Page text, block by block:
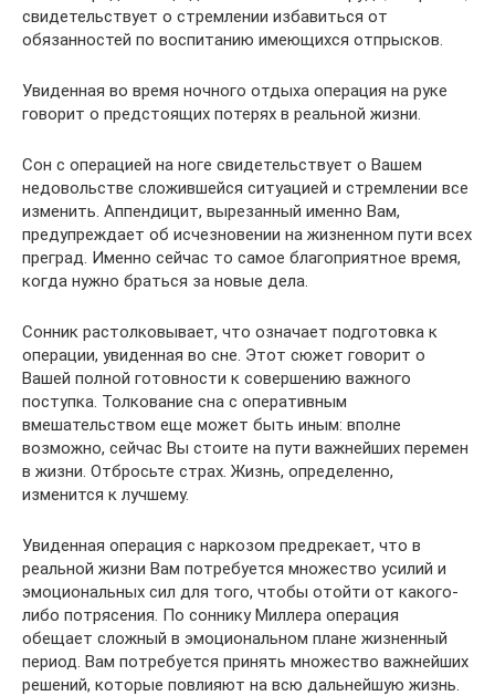
свидетельствует о стремлении избавиться от
обязанностей по воспитанию имеющихся отпрысков.
Увиденная во время ночного отдыха операция на руке
говорит о предстоящих потерях в реальной жизни.
Сон с операцией на ноге свидетельствует о Вашем
недовольстве сложившейся ситуацией и стремлении все
изменить. Аппендицит, вырезанный именно Вам,
предупреждает об исчезновении на жизненном пути всех
преград. Именно сейчас то самое благоприятное время,
когда нужно браться за новые дела.
Сонник растолковывает, что означает подготовка к
операции, увиденная во сне. Этот сюжет говорит о
Вашей полной готовности к совершению важного
поступка. Толкование сна с оперативным
вмешательством еще может быть иным: вполне
возможно, сейчас Вы стоите на пути важнейших перемен
в жизни. Отбросьте страх. Жизнь, определенно,
изменится к лучшему.
Увиденная операция с наркозом предрекает, что в
реальной жизни Вам потребуется множество усилий и
эмоциональных сил для того, чтобы отойти от какого-
либо потрясения. По соннику Миллера операция
обещает сложный в эмоциональном плане жизненный
период. Вам потребуется принять множество важнейших
решений, которые повлияют на всю дальнейшую жизнь.